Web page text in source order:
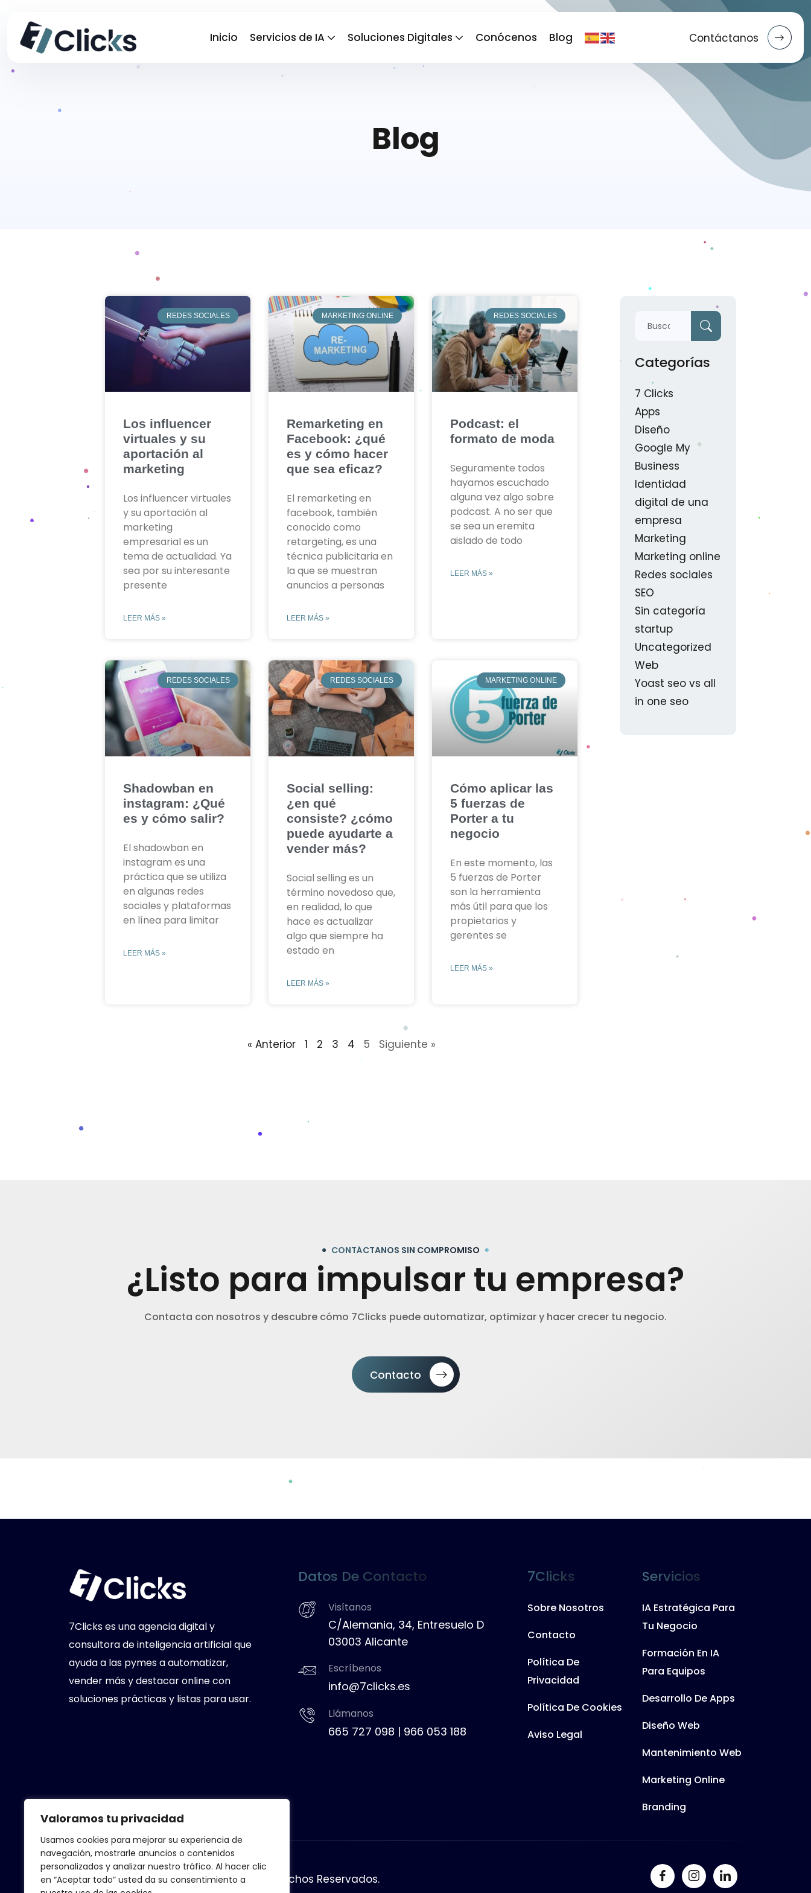
Valoramos tu privacidad
Usamos cookies para mejorar su experiencia de
navegación, mostrarle anuncios o contenidos
personalizados y analizar nuestro tráfico. Al hacer clic
en “Aceptar todo” usted da su consentimiento a
Inicio Servicios de IA Soluciones Digitales Conócenos Blog Contáctanos
Blog
REDES SOCIALES
Los influencer
virtuales y su
aportación al
marketing
Los influencer virtuales
y su aportación al
marketing
empresarial es un
tema de actualidad. Ya
sea por su interesante
presente
LEER MÁS »
MARKETING ONLINE
Remarketing en
Facebook: ¿qué
es y cómo hacer
que sea eficaz?
El remarketing en
facebook, también
conocido como
retargeting, es una
técnica publicitaria en
la que se muestran
anuncios a personas
LEER MÁS »
REDES SOCIALES
Podcast: el
formato de moda
Seguramente todos
hayamos escuchado
alguna vez algo sobre
podcast. A no ser que
se sea un eremita
aislado de todo
LEER MÁS »
REDES SOCIALES
Shadowban en
instagram: ¿Qué
es y cómo salir?
El shadowban en
instagram es una
práctica que se utiliza
en algunas redes
sociales y plataformas
en línea para limitar
LEER MÁS »
REDES SOCIALES
Social selling:
¿en qué
consiste? ¿cómo
puede ayudarte a
vender más?
Social selling es un
término novedoso que,
en realidad, lo que
hace es actualizar
algo que siempre ha
estado en
LEER MÁS »
MARKETING ONLINE
Cómo aplicar las
5 fuerzas de
Porter a tu
negocio
En este momento, las
5 fuerzas de Porter
son la herramienta
más útil para que los
propietarios y
gerentes se
LEER MÁS »
« Anterior 1 2 3 4 5 Siguiente »
Categorías
7 Clicks
Apps
Diseño
Google My
Business
Identidad
digital de una
empresa
Marketing
Marketing online
Redes sociales
SEO
Sin categoría
startup
Uncategorized
Web
Yoast seo vs all
in one seo
CONTÁCTANOS SIN COMPROMISO
¿Listo para impulsar tu empresa?
Contacta con nosotros y descubre cómo 7Clicks puede automatizar, optimizar y hacer crecer tu negocio.
Contacto
7Clicks es una agencia digital y
consultora de inteligencia artificial que
ayuda a las pymes a automatizar,
vender más y destacar online con
soluciones prácticas y listas para usar.
Datos De Contacto
Visítanos
C/Alemania, 34, Entresuelo D
03003 Alicante
Escríbenos
info@7clicks.es
Llámanos
665 727 098 | 966 053 188
7Clicks
Sobre Nosotros
Contacto
Política De
Privacidad
Política De Cookies
Aviso Legal
Servicios
IA Estratégica Para
Tu Negocio
Formación En IA
Para Equipos
Desarrollo De Apps
Diseño Web
Mantenimiento Web
Marketing Online
Branding
© 2025 Creado Por 7Clicks. Todos Los Derechos Reservados.